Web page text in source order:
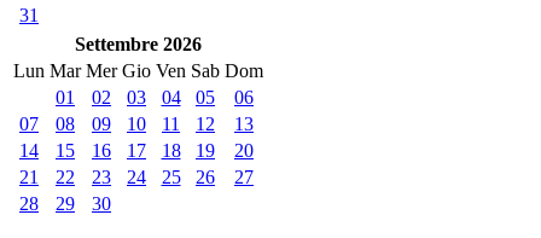
31
Settembre 2026
Lun Mar Mer Gio Ven Sab Dom
01
02 03 04 05
06
07
08 09 10 11 12
13
14
15 16 17 18 19
20
21
22 23 24 25 26
27
28
29 30